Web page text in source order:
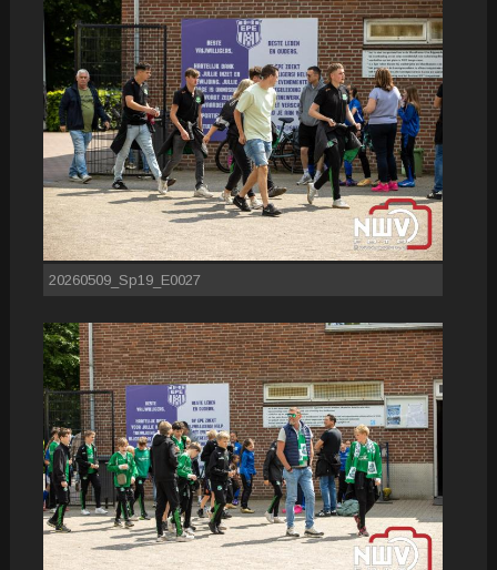
20260509_Sp19_E0027